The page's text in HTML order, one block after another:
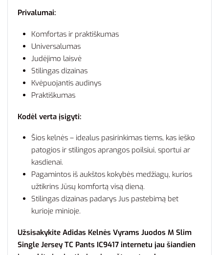
Privalumai:
Komfortas ir praktiškumas
Universalumas
Judėjimo laisvė
Stilingas dizainas
Kvėpuojantis audinys
Praktiškumas
Kodėl verta įsigyti:
Šios kelnės – idealus pasirinkimas tiems, kas ieško
patogios ir stilingos aprangos poilsiui, sportui ar
kasdienai.
Pagamintos iš aukštos kokybės medžiagų, kurios
užtikrins Jūsų komfortą visą dieną.
Stilingas dizainas padarys Jus pastebimą bet
kurioje minioje.
Užsisakykite Adidas Kelnės Vyrams Juodos M Slim
Single Jersey TC Pants IC9417 internetu jau šiandien